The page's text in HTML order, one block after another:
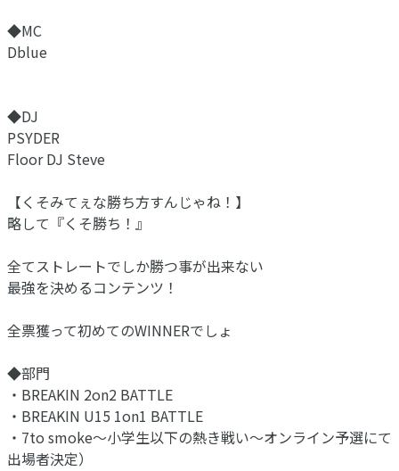
◆MC
Dblue
◆DJ
PSYDER⁡
Floor DJ Steve
【くそみてぇな勝ち方すんじゃね！】
略して『くそ勝ち！』
全てストレートでしか勝つ事が出来ない
最強を決めるコンテンツ！
全票獲って初めてのWINNERでしょ
◆部門
・BREAKIN 2on2 BATTLE
・BREAKIN U15 1on1 BATTLE
・7to smoke〜小学生以下の熱き戦い〜オンライン予選にて
出場者決定）